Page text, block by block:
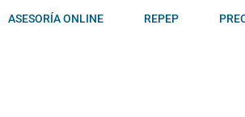
ASESORÍA ONLINE REPEP